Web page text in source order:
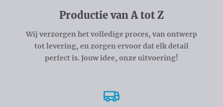
Productie van A tot Z
Wij verzorgen het volledige proces, van ontwerp
tot levering, en zorgen ervoor dat elk detail
perfect is. Jouw idee, onze uitvoering!